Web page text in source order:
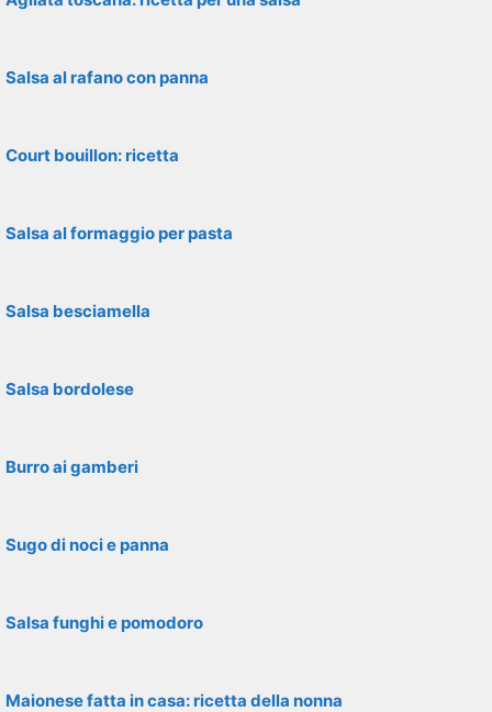
Salsa al rafano con panna
Court bouillon: ricetta
Salsa al formaggio per pasta
Salsa besciamella
Salsa bordolese
Burro ai gamberi
Sugo di noci e panna
Salsa funghi e pomodoro
Maionese fatta in casa: ricetta della nonna